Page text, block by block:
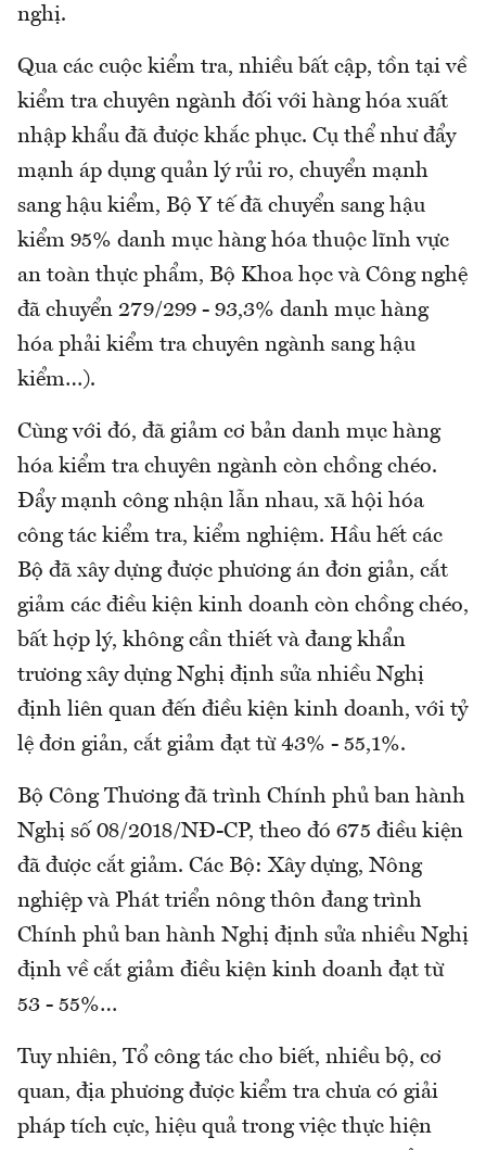
nghị.
Qua các cuộc kiểm tra, nhiều bất cập, tồn tại về
kiểm tra chuyên ngành đối với hàng hóa xuất
nhập khẩu đã được khắc phục. Cụ thể như đẩy
mạnh áp dụng quản lý rủi ro, chuyển mạnh
sang hậu kiểm, Bộ Y tế đã chuyển sang hậu
kiểm 95% danh mục hàng hóa thuộc lĩnh vực
an toàn thực phẩm, Bộ Khoa học và Công nghệ
đã chuyển 279/299 - 93,3% danh mục hàng
hóa phải kiểm tra chuyên ngành sang hậu
kiểm…).
Cùng với đó, đã giảm cơ bản danh mục hàng
hóa kiểm tra chuyên ngành còn chồng chéo.
Đẩy mạnh công nhận lẫn nhau, xã hội hóa
công tác kiểm tra, kiểm nghiệm. Hầu hết các
Bộ đã xây dựng được phương án đơn giản, cắt
giảm các điều kiện kinh doanh còn chồng chéo,
bất hợp lý, không cần thiết và đang khẩn
trương xây dựng Nghị định sửa nhiều Nghị
định liên quan đến điều kiện kinh doanh, với tỷ
lệ đơn giản, cắt giảm đạt từ 43% - 55,1%.
Bộ Công Thương đã trình Chính phủ ban hành
Nghị số 08/2018/NĐ-CP, theo đó 675 điều kiện
đã được cắt giảm. Các Bộ: Xây dựng, Nông
nghiệp và Phát triển nông thôn đang trình
Chính phủ ban hành Nghị định sửa nhiều Nghị
định về cắt giảm điều kiện kinh doanh đạt từ
53 - 55%…
Tuy nhiên, Tổ công tác cho biết, nhiều bộ, cơ
quan, địa phương được kiểm tra chưa có giải
pháp tích cực, hiệu quả trong việc thực hiện